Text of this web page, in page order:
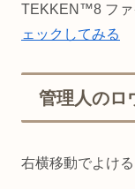
TEKKEN™8 ファ
ェックしてみる
管理人のロ
右横移動でよける